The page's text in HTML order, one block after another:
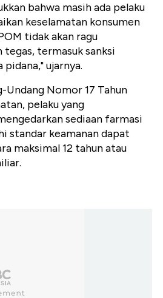
bahwa masih ada pelaku
keselamatan konsumen
tidak akan ragu
termasuk sanksi
ujarnya.
Undang Nomor 17 Tahun
pelaku yang
sediaan farmasi
standar keamanan dapat
maksimal 12 tahun atau